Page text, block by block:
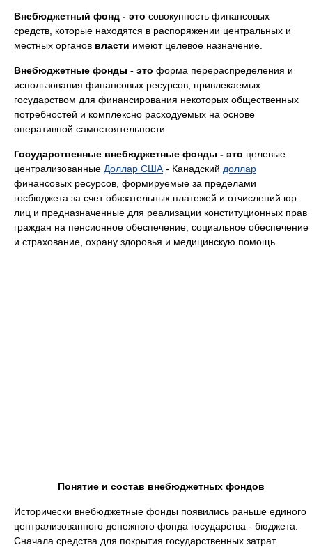
Внебюджетный фонд - это совокупность финансовых
средств, которые находятся в распоряжении центральных и
местных органов власти имеют целевое назначение.
Внебюджетные фонды - это форма перераспределения и
использования финансовых ресурсов, привлекаемых
государством для финансирования некоторых общественных
потребностей и комплексно расходуемых на основе
оперативной самостоятельности.
Государственные внебюджетные фонды - это целевые
централизованные Доллар США - Канадский доллар
финансовых ресурсов, формируемые за пределами
госбюджета за счет обязательных платежей и отчислений юр.
лиц и предназначенные для реализации конституционных прав
граждан на пенсионное обеспечение, социальное обеспечение
и страхование, охрану здоровья и медицинскую помощь.
Понятие и состав внебюджетных фондов
Исторически внебюджетные фонды появились раньше единого
централизованного денежного фонда государства - бюджета.
Сначала средства для покрытия государственных затрат